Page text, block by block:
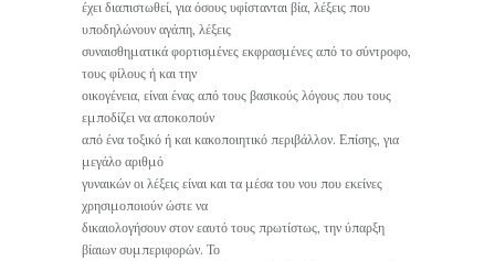
έχει διαπιστωθεί, για όσους υφίστανται βία, λέξεις που
υποδηλώνουν αγάπη, λέξεις
συναισθηματικά φορτισμένες εκφρασμένες από το σύντροφο,
τους φίλους ή και την
οικογένεια, είναι ένας από τους βασικούς λόγους που τους
εμποδίζει να αποκοπούν
από ένα τοξικό ή και κακοποιητικό περιβάλλον. Επίσης, για
μεγάλο αριθμό
γυναικών οι λέξεις είναι και τα μέσα του νου που εκείνες
χρησιμοποιούν ώστε να
δικαιολογήσουν στον εαυτό τους πρωτίστως, την ύπαρξη
βίαιων συμπεριφορών. Το